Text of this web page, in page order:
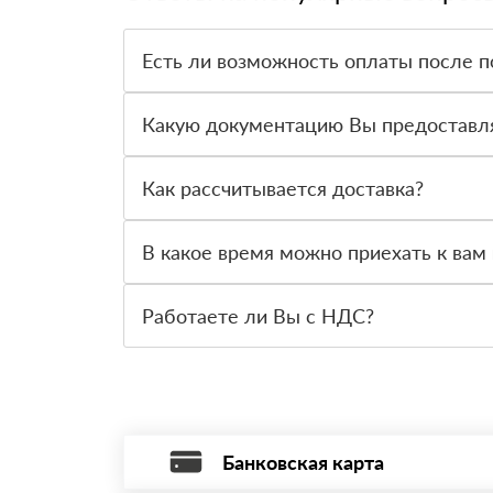
Есть ли возможность оплаты после
вправе от него отказаться.
Какую документацию Вы
Как рассчитывается доставка?
стоимости и сроков доставки, которые
В какое время можно приехать к вам
Работаете ли Вы с НДС?
Банковская карта